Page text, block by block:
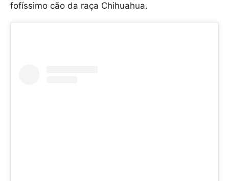
fofíssimo cão da raça Chihuahua.